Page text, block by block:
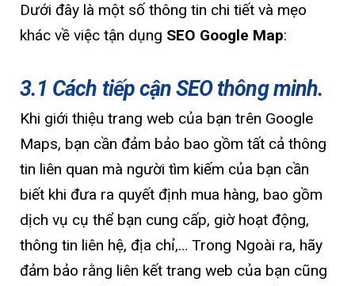
Dưới đây là một số thông tin chi tiết và mẹo
khác về việc tận dụng SEO Google Map:
3.1 Cách tiếp cận SEO thông minh.
Khi giới thiệu trang web của bạn trên Google
Maps, bạn cần đảm bảo bao gồm tất cả thông
tin liên quan mà người tìm kiếm của bạn cần
biết khi đưa ra quyết định mua hàng, bao gồm
dịch vụ cụ thể bạn cung cấp, giờ hoạt động,
thông tin liên hệ, địa chỉ,… Trong Ngoài ra, hãy
đảm bảo rằng liên kết trang web của bạn cũng